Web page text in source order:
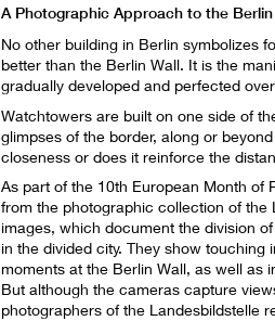
A Photographic Approach to the Berlin
No other building in Berlin symbolizes
better than the Berlin Wall. It is the
gradually developed and perfected
Watchtowers are built on one side of
glimpses of the border, along or
closeness or does it reinforce the
As part of the 10th European Month of
from the photographic collection of the
images, which document the division
in the divided city. They show
moments at the Berlin Wall, as well as
But although the cameras capture
photographers of the Landesbildstelle